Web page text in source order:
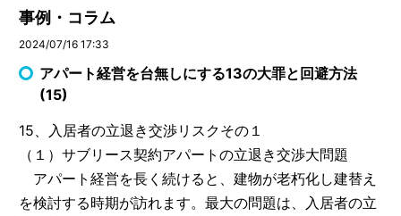
事例・コラム
2024/07/16 17:33
アパート経営を台無しにする13の大罪と回避方法
(15)
15、入居者の立退き交渉リスクその１
（１）サブリース契約アパートの立退き交渉大問題
アパート経営を長く続けると、建物が老朽化し建替え
を検討する時期が訪れます。最大の問題は、入居者の立